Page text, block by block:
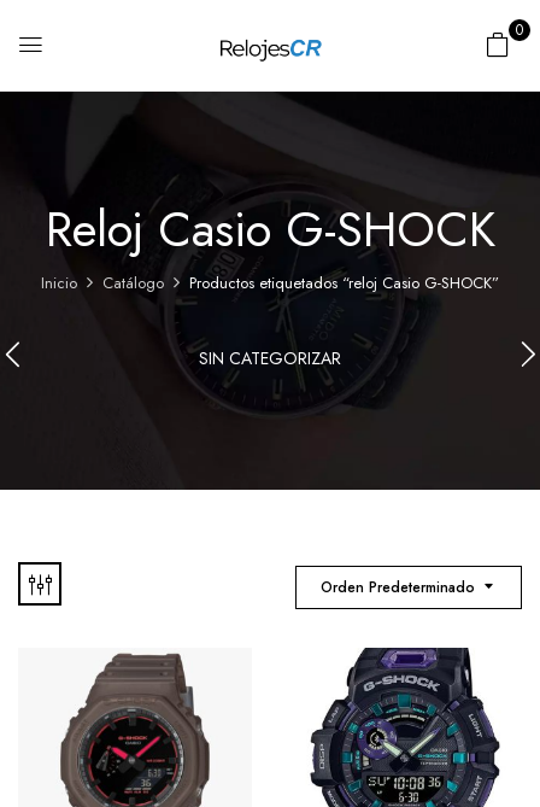
0
Reloj Casio G-SHOCK
Inicio Catálogo Productos etiquetados “reloj Casio G-SHOCK”
SIN CATEGORIZAR
Orden Predeterminado